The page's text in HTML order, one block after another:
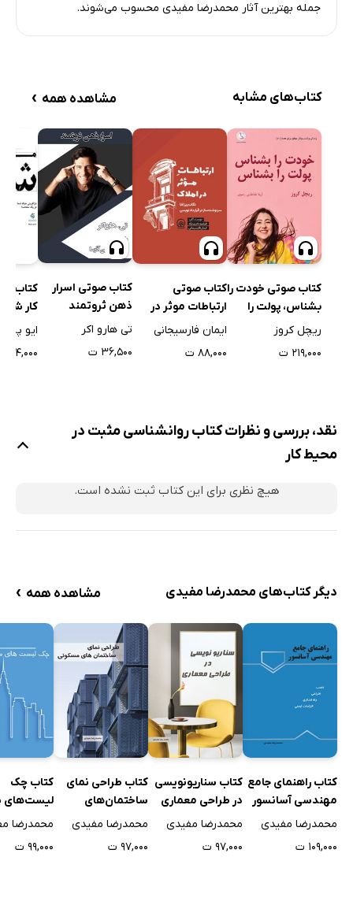
جمله بهترین آثار محمدرضا مفیدی محسوب می‌شوند.
کتاب‌های مشابه مشاهده همه ›
کتاب صوتی خودت را
بشناس، پولت را
بشناس
ریچل کروز
۲۱۹,۰۰۰ ت
کتاب صوتی
ارتباطات موثر در
املاک
ایمان فارسیجانی
۸۸,۰۰۰ ت
کتاب صوتی اسرار
ذهن ثروتمند
تی هارو اکر
۳۶,۵۰۰ ت
کتاب
کار شما
ایو
۱۸۴,۰۰۰ ت
نقد، بررسی و نظرات کتاب روانشناسی مثبت در
محیط کار
هیچ نظری برای این کتاب ثبت نشده است.
دیگر کتاب‌های محمدرضا مفیدی مشاهده همه ›
کتاب راهنمای جامع
مهندسی آسانسور
محمدرضا مفیدی
۱۰۹,۰۰۰ ت
کتاب سناریونویسی
در طراحی معماری
محمدرضا مفیدی
۹۷,۰۰۰ ت
کتاب طراحی نمای
ساختمان‌های
مسکونی
محمدرضا مفیدی
۹۷,۰۰۰ ت
کتاب چک
لیست‌های
ساز
محمدرضا
۹۹,۰۰۰ ت